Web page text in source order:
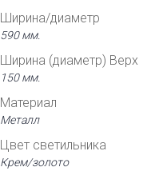
Ширина/диаметр
590 мм.
Ширина (диаметр) Верх
150 мм.
Материал
Металл
Цвет светильника
Крем/золото